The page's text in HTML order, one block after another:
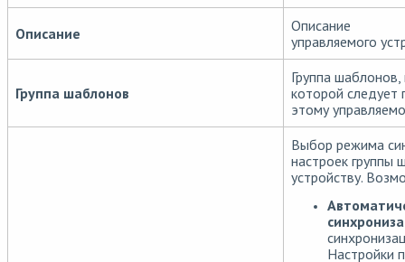
Описание
Описание
управляемого
Группа шаблонов
Группа шаблонов,
которой следует
этому
Выбор режима
настроек группы
устройству.
Настройки